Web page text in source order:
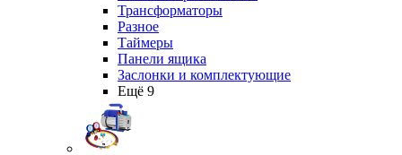
Трансформаторы
Разное
Таймеры
Панели ящика
Заслонки и комплектующие
Ещё 9